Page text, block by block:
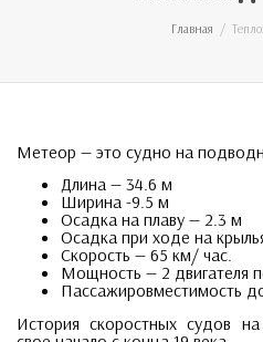
Главная
Метеор — это судно на
Длина — 34.6 м
Ширина -9.5 м
Осадка на плаву — 2.3 м
Осадка при ходе на
Скорость — 65 км/ час.
Мощность — 2 двигателя
Пассажировместимость
История скоростных судов